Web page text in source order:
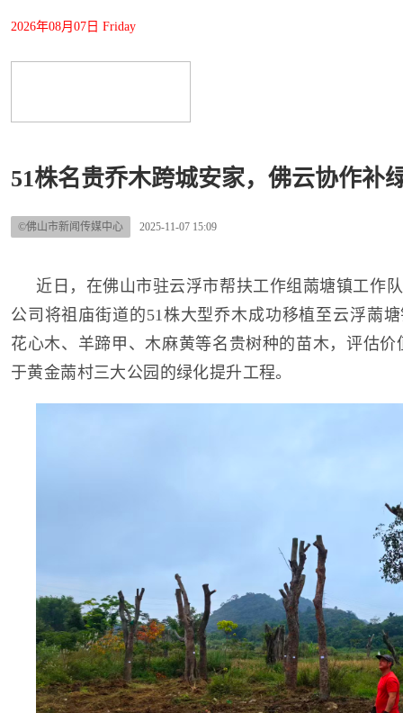
2026年08月07日 Friday
51株名贵乔木跨城安家，佛云协作补
©佛山市新闻传媒中心 2025-11-07 15:09
近日，在佛山市驻云浮市帮扶工作组䓣塘镇工作
公司将祖庙街道的51株大型乔木成功移植至云浮䓣
花心木、羊蹄甲、木麻黄等名贵树种的苗木，评估价
于黄金䓣村三大公园的绿化提升工程。